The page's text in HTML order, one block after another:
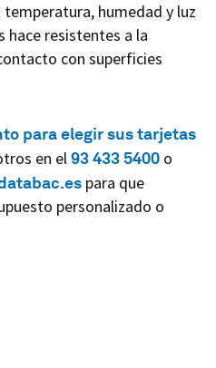
humedad y luz
hace resistentes a la
con superficies
para elegir sus tarjetas
en el93 433 5400 o
para que
personalizado o